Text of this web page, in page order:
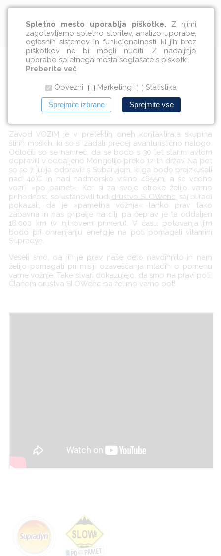
Slovenščina
Po pamet!
»Pametna vožnja« je lahko prav tako zabavna in nas
Zavod VOZIM je v preteklih dneh kontaktirala skupina
štirih moških, ki so si zadali precej avanturistično nalogo.
Odločili so se namreč, da se bodo s 30 let starim avtom
odpravili v oddaljeno Mongolijo preko 12-ih držav. Na pot
so se 7. julija odpravili s Subarujem, ki ga bodo preizkušali
nad 40°C in nad nadmorsko višino 4655m, a še vedno
vozili »po pamet«. Ker si za svoje otroke želijo varno
prihodnost, so ustanovili tudi društvo SLOWenc, saj bi radi
pokazali, da je »pametna vožnja« lahko prav tako
zabavna in nas pripelje na cilj, pa čeprav je ta oddaljen
16.000 km (v njihovem primeru). V času potovanja jim
bodo pri ohranjanju energije na poti pomagali vitamini
Supradyn.
Veseli smo, da jih je prav naše delo navdihnilo in nam
želijo pomagati pri misiji ozaveščanja mladih o pomenu
varne vožnje. Take stvari dokazujejo, da smo na pravi poti.
Članom društva SLOWenc pa želimo varno pot!
Spletno mesto uporablja piškotke. Z njimi
zagotavljamo spletno storitev, analizo uporabe,
oglasnih sistemov in funkcionalnosti, ki jih brez
piškotkov ne bi mogli nuditi. Z nadaljnjo
uporabo spletnega mesta soglašate s piškotki.
Preberite več
Obvezni Marketing Statistika
Sprejmite izbrane Sprejmite vse